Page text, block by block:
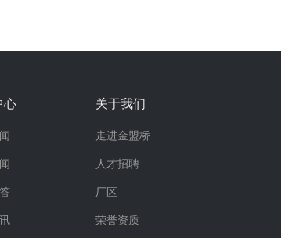
心 关于我们
走进金盟桥
人才招聘
厂区
荣誉资质